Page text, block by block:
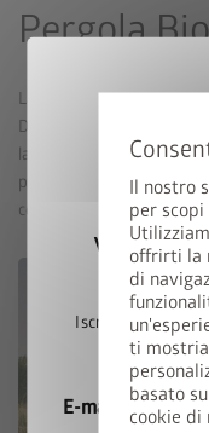
Il nostro
per
offrirti la
di
ti
basato
cookie di
Pergola
La
Biohort è
Design Award 2025. Con
lavorazione precisa, è il
primo progetto alla
completamente
Iscrivetevi ora
E-mail